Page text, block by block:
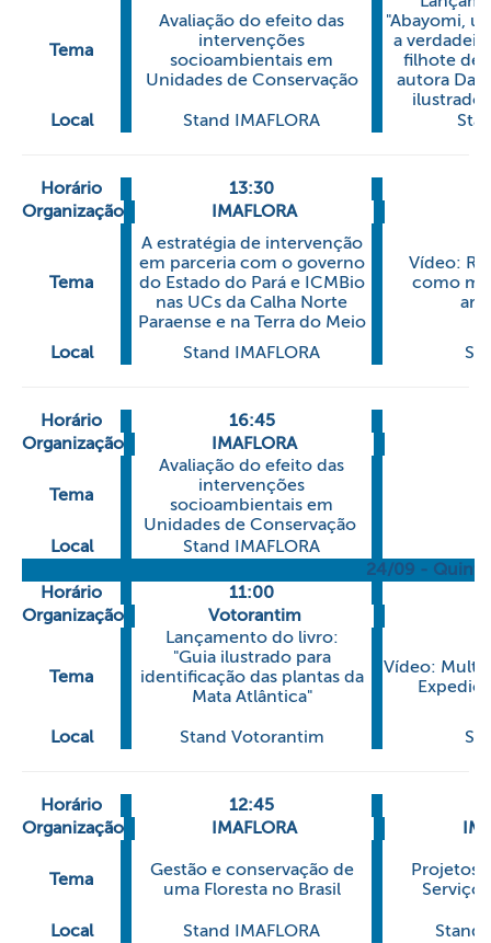
Tema
Avaliação do efeito das
intervenções
socioambientais em
Unidades de Conservação
"Abayomi,
a
filhote de
autora
Local
Stand IMAFLORA
Horário 13:30
Organização
IMAFLORA
Tema
A estratégia de intervenção
em parceria com o governo
do Estado do Pará e ICMBio
nas UCs da Calha Norte
Paraense e na Terra do Meio
Vídeo:
como
Local Stand IMAFLORA
Horário
16:45
Organização
IMAFLORA
Tema
Avaliação do efeito das
intervenções
socioambientais em
Unidades de Conservação
Local
Stand IMAFLORA
24/09 -
Horário
11:00
Organização
Votorantim
Tema
Lançamento do livro:
"Guia ilustrado para
identificação das plantas da
Mata Atlântica"
Vídeo:
Local Stand Votorantim
Horário 12:45
Organização
IMAFLORA
Tema
Gestão e conservação de
uma Floresta no Brasil
Projetos
Local Stand IMAFLORA Stand